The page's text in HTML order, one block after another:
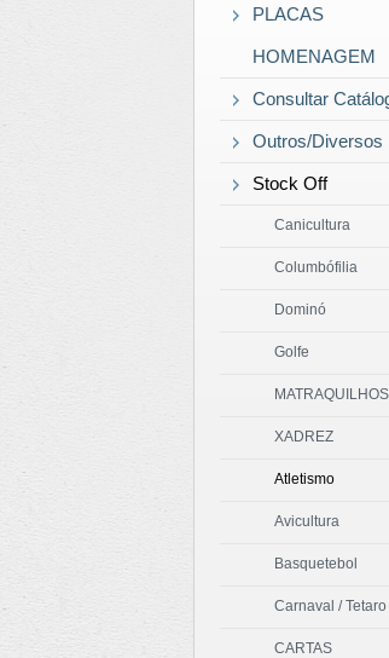
PLACAS
HOMENAGEM
Consultar
Outros/Diversos
Stock Off
Canicultura
Columbófilia
Dominó
Golfe
MATRAQUILHOS
XADREZ
Atletismo
Avicultura
Basquetebol
Carnaval / Tetaro
CARTAS